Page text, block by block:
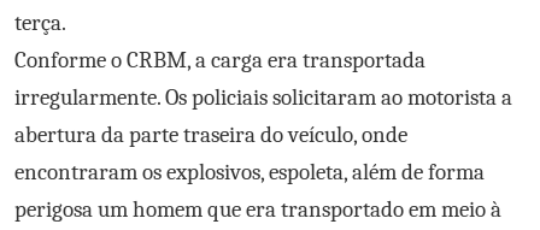
terça.
Conforme o CRBM, a carga era transportada
irregularmente. Os policiais solicitaram ao motorista a
abertura da parte traseira do veículo, onde
encontraram os explosivos, espoleta, além de forma
perigosa um homem que era transportado em meio à